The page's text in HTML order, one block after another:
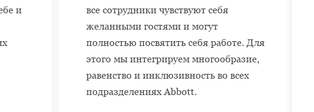
и
все сотрудники чувствуют себя
желанными гостями и могут
полностью посвятить себя работе. Для
этого мы интегрируем многообразие,
равенство и инклюзивность во всех
подразделениях Abbott.